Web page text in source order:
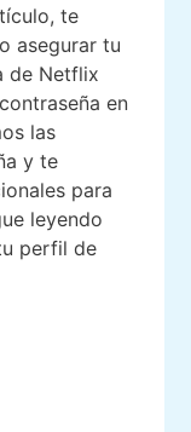
te
asegurar tu
de Netflix
en
las
y te
para
leyendo
perfil de